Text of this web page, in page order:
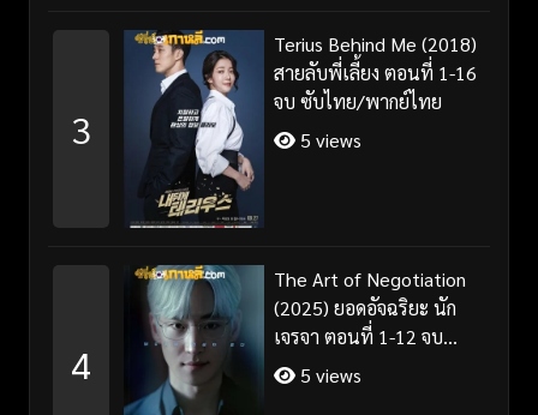
3
Terius Behind Me (2018)
สายลับพี่เลี้ยง ตอนที่ 1-16
จบ ซับไทย/พากย์ไทย
5 views
4
The Art of Negotiation
(2025) ยอดอัจฉริยะ นัก
เจรจา ตอนที่ 1-12 จบ
พากย์ไทย/ซับไทย
5 views